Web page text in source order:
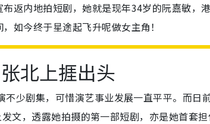
返内地拍短剧，她就是现年34岁的阮嘉敏，
如今终于星途起飞升呢做女主角！
北上捱出头
不少剧集，可惜演艺事业发展一直平平。而日
文，透露她拍摄的第一部短剧，亦是她首套